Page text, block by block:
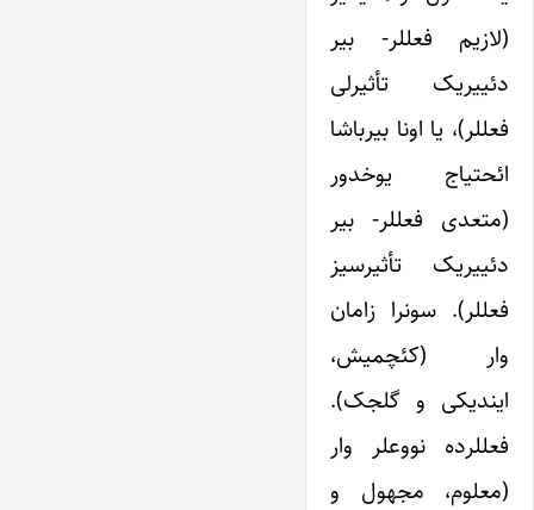
(لازیم فعللر- بیر
دئییریک تأثیرلی
فعللر)، یا اونا بیرباشا
ائحتیاج یوخدور
(متعدی فعللر- بیر
دئییریک تأثیرسیز
فعللر). سونرا زامان
وار (کئچمیش،
ایندیکی و گلجک).
فعللرده نووعلر وار
(معلوم، مجهول و